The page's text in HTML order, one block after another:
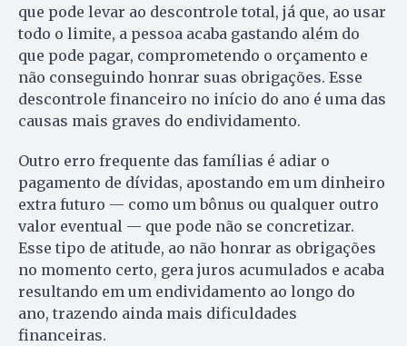
que pode levar ao descontrole total, já que, ao usar
todo o limite, a pessoa acaba gastando além do
que pode pagar, comprometendo o orçamento e
não conseguindo honrar suas obrigações. Esse
descontrole financeiro no início do ano é uma das
causas mais graves do endividamento.
Outro erro frequente das famílias é adiar o
pagamento de dívidas, apostando em um dinheiro
extra futuro — como um bônus ou qualquer outro
valor eventual — que pode não se concretizar.
Esse tipo de atitude, ao não honrar as obrigações
no momento certo, gera juros acumulados e acaba
resultando em um endividamento ao longo do
ano, trazendo ainda mais dificuldades
financeiras.